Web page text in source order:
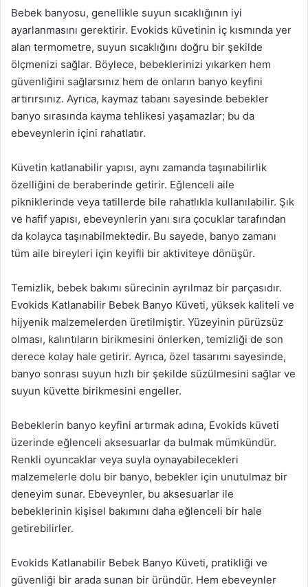
Bebek banyosu, genellikle suyun sıcaklığının iyi
ayarlanmasını gerektirir. Evokids küvetinin iç kısmında yer
alan termometre, suyun sıcaklığını doğru bir şekilde
ölçmenizi sağlar. Böylece, bebeklerinizi yıkarken hem
güvenliğini sağlarsınız hem de onların banyo keyfini
artırırsınız. Ayrıca, kaymaz tabanı sayesinde bebekler
banyo sırasında kayma tehlikesi yaşamazlar; bu da
ebeveynlerin içini rahatlatır.
Küvetin katlanabilir yapısı, aynı zamanda taşınabilirlik
özelliğini de beraberinde getirir. Eğlenceli aile
pikniklerinde veya tatillerde bile rahatlıkla kullanılabilir. Şık
ve hafif yapısı, ebeveynlerin yanı sıra çocuklar tarafından
da kolayca taşınabilmektedir. Bu sayede, banyo zamanı
tüm aile bireyleri için keyifli bir aktiviteye dönüşür.
Temizlik, bebek bakımı sürecinin ayrılmaz bir parçasıdır.
Evokids Katlanabilir Bebek Banyo Küveti, yüksek kaliteli ve
hijyenik malzemelerden üretilmiştir. Yüzeyinin pürüzsüz
olması, kalıntıların birikmesini önlerken, temizliği de son
derece kolay hale getirir. Ayrıca, özel tasarımı sayesinde,
banyo sonrası suyun hızlı bir şekilde süzülmesini sağlar ve
suyun küvette birikmesini engeller.
Bebeklerin banyo keyfini artırmak adına, Evokids küveti
üzerinde eğlenceli aksesuarlar da bulmak mümkündür.
Renkli oyuncaklar veya suyla oynayabilecekleri
malzemelerle dolu bir banyo, bebekler için unutulmaz bir
deneyim sunar. Ebeveynler, bu aksesuarlar ile
bebeklerinin kişisel bakımını daha eğlenceli bir hale
getirebilirler.
Evokids Katlanabilir Bebek Banyo Küveti, pratikliği ve
güvenliği bir arada sunan bir üründür. Hem ebeveynler